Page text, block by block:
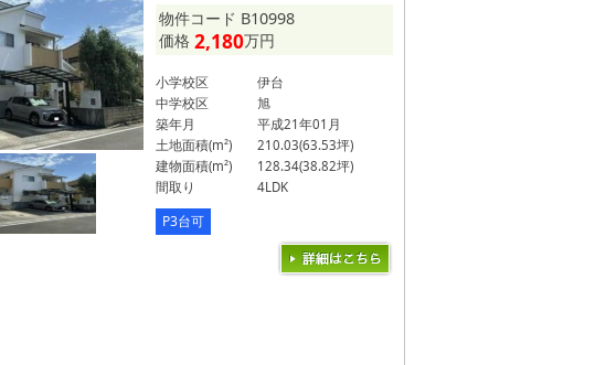
物件コード B10998
価格 2,180万円
小学校区
伊台
中学校区
旭
築年月
平成21年01月
土地面積(m²)
210.03(63.53坪)
建物面積(m²)
128.34(38.82坪)
間取り
4LDK
P3台可